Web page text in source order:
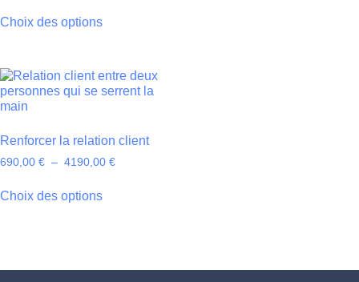
Choix des options
Renforcer la relation client
690,00 € – 4190,00 €
Choix des options